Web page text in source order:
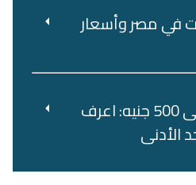
في مصر وأسعار
حساب جاري بحد أدنى 500 جنيه: اعرف